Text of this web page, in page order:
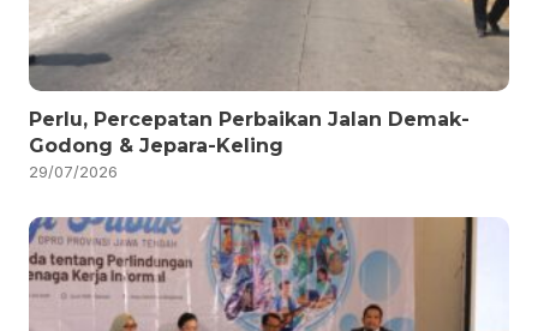
Perlu, Percepatan Perbaikan Jalan Demak-
Godong & Jepara-Keling
29/07/2026